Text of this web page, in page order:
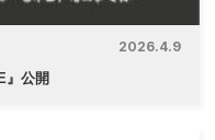
2026.4.9
』公開